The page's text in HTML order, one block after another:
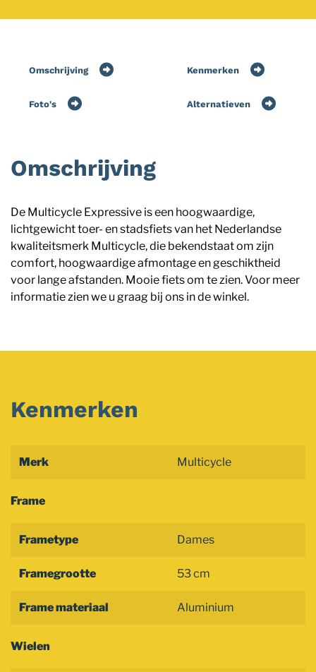
Omschrijving Kenmerken
Foto's Alternatieven
Omschrijving
De Multicycle Expressive is een hoogwaardige,
lichtgewicht toer- en stadsfiets van het Nederlandse
kwaliteitsmerk Multicycle, die bekendstaat om zijn
comfort, hoogwaardige afmontage en geschiktheid
voor lange afstanden. Mooie fiets om te zien. Voor meer
informatie zien we u graag bij ons in de winkel.
Kenmerken
Merk Multicycle
Frame
Frametype Dames
Framegrootte 53 cm
Frame materiaal Aluminium
Wielen